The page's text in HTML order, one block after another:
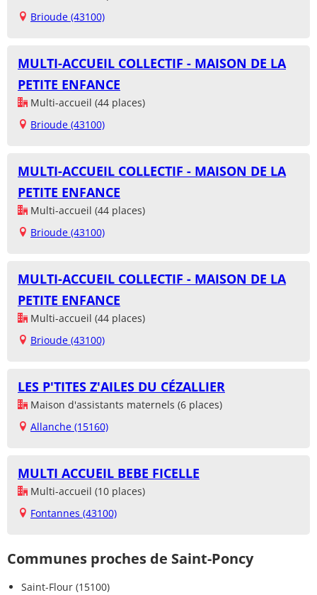
Brioude (43100)
MULTI-ACCUEIL COLLECTIF - MAISON DE LA
PETITE ENFANCE
Multi-accueil (44 places)
Brioude (43100)
MULTI-ACCUEIL COLLECTIF - MAISON DE LA
PETITE ENFANCE
Multi-accueil (44 places)
Brioude (43100)
MULTI-ACCUEIL COLLECTIF - MAISON DE LA
PETITE ENFANCE
Multi-accueil (44 places)
Brioude (43100)
LES P'TITES Z'AILES DU CÉZALLIER
Maison d'assistants maternels (6 places)
Allanche (15160)
MULTI ACCUEIL BEBE FICELLE
Multi-accueil (10 places)
Fontannes (43100)
Communes proches de Saint-Poncy
Saint-Flour (15100)